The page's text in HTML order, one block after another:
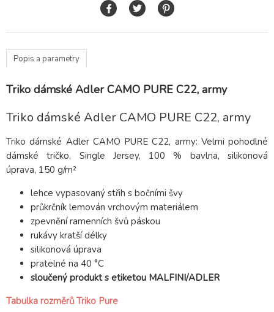
Popis a parametry
Triko dámské Adler CAMO PURE C22, army
Triko dámské Adler CAMO PURE C22, army
Triko dámské Adler CAMO PURE C22, army: Velmi pohodlné
dámské tričko, Single Jersey, 100 % bavlna, silikonová
úprava, 150 g/m²
lehce vypasovaný střih s bočními švy
průkrčník lemován vrchovým materiálem
zpevnění ramenních švů páskou
rukávy kratší délky
silikonová úprava
pratelné na 40 °C
sloučený produkt s etiketou MALFINI/ADLER
Tabulka rozměrů Triko Pure